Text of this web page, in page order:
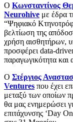
Ο Κωνσταντίνος
Neurohive με έδρα
“Ψηφιακό
βελτίωση της
χρήση αισθητήρων,
προσφέρει data-
παραγωγικότητα και
Ο Στέργιος
Ventures που έχει
μεταξύ των οποίων
θα μας ενημερώσει
επιτάχυνσης ‘Day